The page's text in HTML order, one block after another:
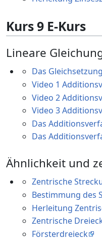
Kurs 9 E-Kurs
Lineare
Das
Video 1
Video 2
Video 3
Das
Das
Ähnlichkeit und
Zentrische
Bestimmung des
Herleitung
Zentrische
Försterdreieck